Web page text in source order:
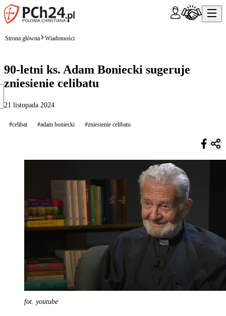
Strona główna Wiadomości
90-letni ks. Adam Boniecki sugeruje
zniesienie celibatu
21 listopada 2024
#celibat #adam boniecki #zniesienie celibatu
fot. youtube